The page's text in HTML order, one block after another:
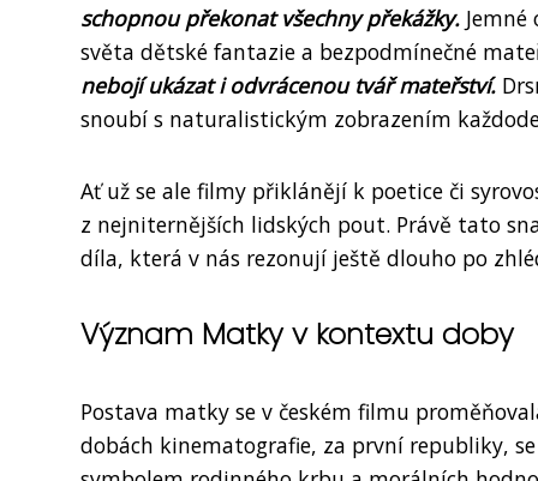
schopnou překonat všechny překážky.
světa dětské fantazie a bezpodmínečné
nebojí ukázat i odvrácenou tvář mateřství.
snoubí s naturalistickým zobrazením
Ať už se ale filmy přiklánějí k poetice či
z nejniternějších lidských pout. Právě tato
díla, která v nás rezonují ještě dlouho po
Význam Matky v kontextu doby
Postava matky se v českém filmu
dobách kinematografie, za první republiky,